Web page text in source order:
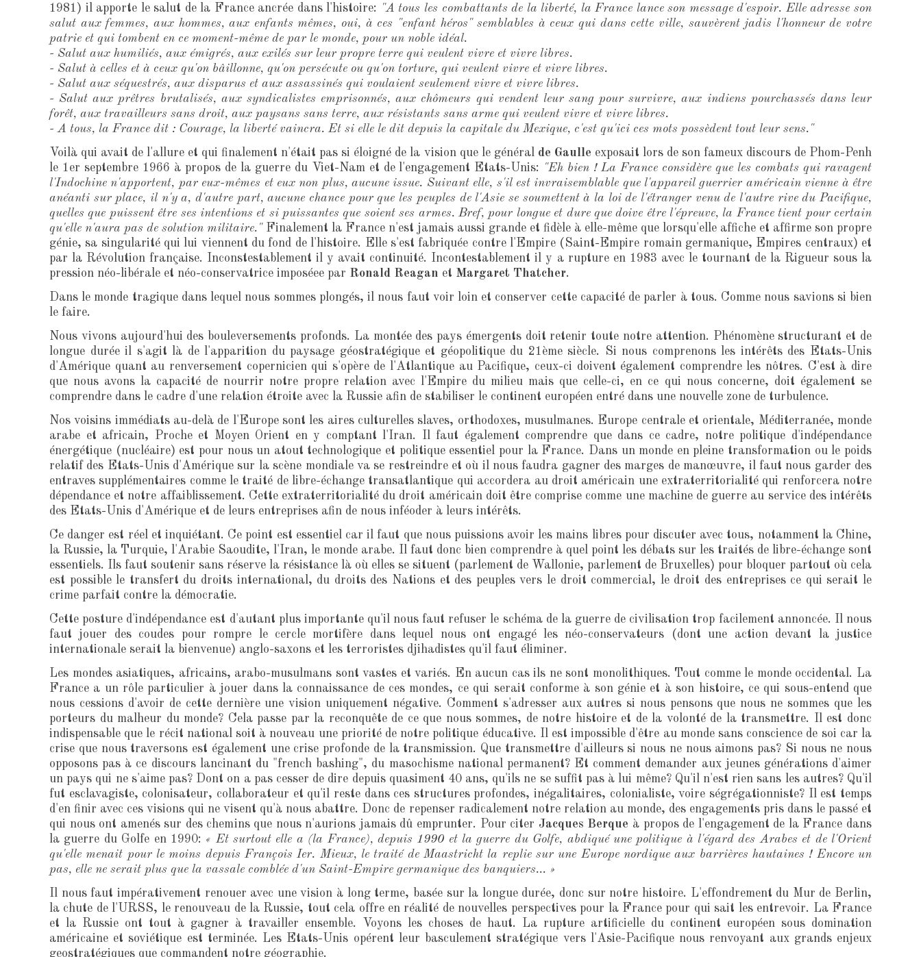
1981) il apporte le salut de la France ancrée dans l'histoire:
"A tous les combattants de la liberté, la France lance son message d'espoir. Elle adresse son
salut aux femmes, aux hommes, aux enfants mêmes, oui, à ces "enfant héros" semblables à ceux qui dans cette ville, sauvèrent jadis l'honneur de votre
patrie et qui tombent en ce moment-même de par le monde, pour un noble idéal.
- Salut aux humiliés, aux émigrés, aux exilés sur leur propre terre qui veulent vivre et vivre libres.
- Salut à celles et à ceux qu'on bâillonne, qu'on persécute ou qu'on torture, qui veulent vivre et vivre libres.
- Salut aux séquestrés, aux disparus et aux assassinés qui voulaient seulement vivre et vivre libres.
- Salut aux prêtres brutalisés, aux syndicalistes emprisonnés, aux chômeurs qui vendent leur sang pour survivre, aux indiens pourchassés dans leur
forêt, aux travailleurs sans droit, aux paysans sans terre, aux résistants sans arme qui veulent vivre et vivre libres.
- A tous, la France dit : Courage, la liberté vaincra. Et si elle le dit depuis la capitale du Mexique, c'est qu'ici ces mots possèdent tout leur sens."
Voilà qui avait de l'allure et qui finalement n'était pas si éloigné de la vision que le général de Gaulle exposait lors de son fameux discours de Phom-Penh
le 1er septembre 1966 à propos de la guerre du Viet-Nam et de l'engagement Etats-Unis:
"Eh bien ! La France considère que les combats qui ravagent
l'Indochine n'apportent, par eux-mêmes et eux non plus, aucune issue. Suivant elle, s'il est invraisemblable que l'appareil guerrier américain vienne à être
anéanti sur place, il n'y a, d'autre part, aucune chance pour que les peuples de l'Asie se soumettent à la loi de l'étranger venu de l'autre rive du Pacifique,
quelles que puissent être ses intentions et si puissantes que soient ses armes. Bref, pour longue et dure que doive être l'épreuve, la France tient pour certain
qu'elle n'aura pas de solution militaire."Finalement la France n'est jamais aussi grande et fidèle à elle-même que lorsqu'elle affiche et affirme son propre
génie, sa singularité qui lui viennent du fond de l'histoire. Elle s'est fabriquée contre l'Empire (Saint-Empire romain germanique, Empires centraux) et
par la Révolution française. Inconstestablement il y avait continuité. Incontestablement il y a rupture en 1983 avec le tournant de la Rigueur sous la
pression néo-libérale et néo-conservatrice imposéee par Ronald Reagan et Margaret Thatcher.
Dans le monde tragique dans lequel nous sommes plongés, il nous faut voir loin et conserver cette capacité de parler à tous. Comme nous savions si bien
le faire.
Nous vivons aujourd'hui des bouleversements profonds. La montée des pays émergents doit retenir toute notre attention. Phénomène structurant et de
longue durée il s'agit là de l'apparition du paysage géostratégique et géopolitique du 21ème siècle. Si nous comprenons les intérêts des Etats-Unis
d'Amérique quant au renversement copernicien qui s'opère de l'Atlantique au Pacifique, ceux-ci doivent également comprendre les nôtres. C'est à dire
que nous avons la capacité de nourrir notre propre relation avec l'Empire du milieu mais que celle-ci, en ce qui nous concerne, doit également se
comprendre dans le cadre d'une relation étroite avec la Russie afin de stabiliser le continent européen entré dans une nouvelle zone de turbulence.
Nos voisins immédiats au-delà de l'Europe sont les aires culturelles slaves, orthodoxes, musulmanes. Europe centrale et orientale, Méditerranée, monde
arabe et africain, Proche et Moyen Orient en y comptant l'Iran. Il faut également comprendre que dans ce cadre, notre politique d'indépendance
énergétique (nucléaire) est pour nous un atout technologique et politique essentiel pour la France. Dans un monde en pleine transformation ou le poids
relatif des Etats-Unis d'Amérique sur la scène mondiale va se restreindre et où il nous faudra gagner des marges de manœuvre, il faut nous garder des
entraves supplémentaires comme le traité de libre-échange transatlantique qui accordera au droit américain une extraterritorialité qui renforcera notre
dépendance et notre affaiblissement. Cette extraterritorialité du droit américain doit être comprise comme une machine de guerre au service des intérêts
des Etats-Unis d'Amérique et de leurs entreprises afin de nous inféoder à leurs intérêts.
Ce danger est réel et inquiétant. Ce point est essentiel car il faut que nous puissions avoir les mains libres pour discuter avec tous, notamment la Chine,
la Russie, la Turquie, l'Arabie Saoudite, l'Iran, le monde arabe. Il faut donc bien comprendre à quel point les débats sur les traités de libre-échange sont
essentiels. Ils faut soutenir sans réserve la résistance là où elles se situent (parlement de Wallonie, parlement de Bruxelles) pour bloquer partout où cela
est possible le transfert du droits international, du droits des Nations et des peuples vers le droit commercial, le droit des entreprises ce qui serait le
crime parfait contre la démocratie.
Cette posture d'indépendance est d'autant plus importante qu'il nous faut refuser le schéma de la guerre de civilisation trop facilement annoncée. Il nous
faut jouer des coudes pour rompre le cercle mortifère dans lequel nous ont engagé les néo-conservateurs (dont une action devant la justice
internationale serait la bienvenue) anglo-saxons et les terroristes djihadistes qu'il faut éliminer.
Les mondes asiatiques, africains, arabo-musulmans sont vastes et variés. En aucun cas ils ne sont monolithiques. Tout comme le monde occidental. La
France a un rôle particulier à jouer dans la connaissance de ces mondes, ce qui serait conforme à son génie et à son histoire, ce qui sous-entend que
nous cessions d'avoir de cette dernière une vision uniquement négative. Comment s'adresser aux autres si nous pensons que nous ne sommes que les
porteurs du malheur du monde? Cela passe par la reconquête de ce que nous sommes, de notre histoire et de la volonté de la transmettre. Il est donc
indispensable que le récit national soit à nouveau une priorité de notre politique éducative. Il est impossible d'être au monde sans conscience de soi car la
crise que nous traversons est également une crise profonde de la transmission. Que transmettre d'ailleurs si nous ne nous aimons pas? Si nous ne nous
opposons pas à ce discours lancinant du "french bashing", du masochisme national permanent? Et comment demander aux jeunes générations d'aimer
un pays qui ne s'aime pas? Dont on a pas cesser de dire depuis quasiment 40 ans, qu'ils ne se suffit pas à lui même? Qu'il n'est rien sans les autres? Qu'il
fut esclavagiste, colonisateur, collaborateur et qu'il reste dans ces structures profondes, inégalitaires, colonialiste, voire ségrégationniste? Il est temps
d'en finir avec ces visions qui ne visent qu'à nous abattre. Donc de repenser radicalement notre relation au monde, des engagements pris dans le passé et
qui nous ont amenés sur des chemins que nous n'aurions jamais dû emprunter. Pour citer Jacques Berque à propos de l'engagement de la France dans
la guerre du Golfe en 1990: « Et surtout elle a (la France), depuis 1990 et la guerre du Golfe, abdiqué une politique à l'égard des Arabes et de l'Orient
qu'elle menait pour le moins depuis François Ier. Mieux, le traité de Maastricht la replie sur une Europe nordique aux barrières hautaines ! Encore un
pas, elle ne serait plus que la vassale comblée d'un Saint-Empire germanique des banquiers... »
Il nous faut impérativement renouer avec une vision à long terme, basée sur la longue durée, donc sur notre histoire. L'effondrement du Mur de Berlin,
la chute de l'URSS, le renouveau de la Russie, tout cela offre en réalité de nouvelles perspectives pour la France pour qui sait les entrevoir. La France
et la Russie ont tout à gagner à travailler ensemble. Voyons les choses de haut. La rupture artificielle du continent européen sous domination
américaine et soviétique est terminée. Les Etats-Unis opérent leur basculement stratégique vers l'Asie-Pacifique nous renvoyant aux grands enjeux
geostratégiques que commandent notre géographie.